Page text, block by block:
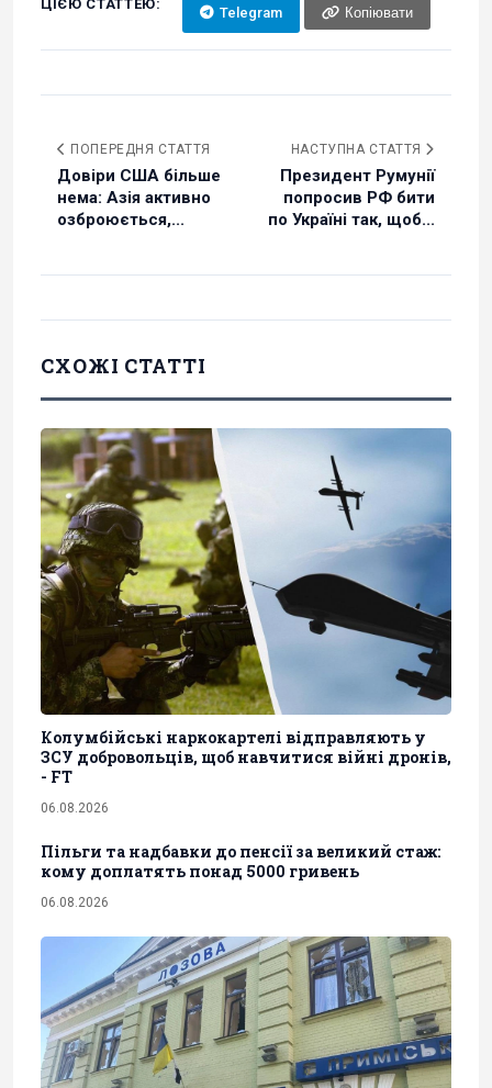
ЦІЄЮ СТАТТЕЮ:
Telegram Копіювати
ПОПЕРЕДНЯ СТАТТЯ
Довіри США більше
нема: Азія активно
озброюється,...
НАСТУПНА СТАТТЯ
Президент Румунії
попросив РФ бити
по Україні так, щоб...
СХОЖІ СТАТТІ
Колумбійські наркокартелі відправляють у
ЗСУ добровольців, щоб навчитися війні дронів,
- FT
06.08.2026
Пільги та надбавки до пенсії за великий стаж:
кому доплатять понад 5000 гривень
06.08.2026